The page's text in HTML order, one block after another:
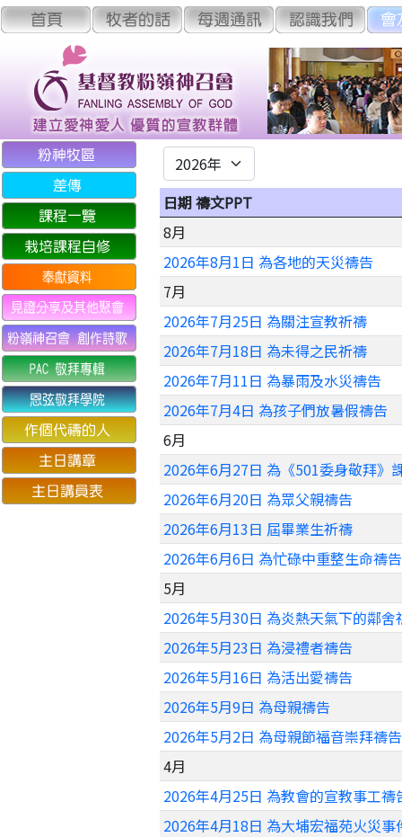
日期 禱文PPT
8月
2026年8月1日 為各地的天災禱告
7月
2026年7月25日 為關注宣教祈禱
2026年7月18日 為未得之民祈禱
2026年7月11日 為暴雨及水災禱告
2026年7月4日 為孩子們放暑假禱告
6月
2026年6月27日 為《501委身敬拜》
2026年6月20日 為眾父親禱告
2026年6月13日 屆畢業生祈禱
2026年6月6日 為忙碌中重整生命禱告
5月
2026年5月30日 為炎熱天氣下的鄰舍
2026年5月23日 為浸禮者禱告
2026年5月16日 為活出愛禱告
2026年5月9日 為母親禱告
2026年5月2日 為母親節福音崇拜禱告
4月
2026年4月25日 為教會的宣教事工禱
2026年4月18日 為大埔宏福苑火災事